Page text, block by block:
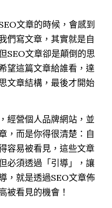
文章的時候，會感到
們寫文章，其實就是自
SEO文章卻是顛倒的思
望這篇文章給誰看，達
文章結構，最後才開始
經營個人品牌網站，並
，而是你得很清楚：自
容易被看見，這些文章
必須透過「引導」，讓
，就是透過SEO文章佈
被看見的機會！